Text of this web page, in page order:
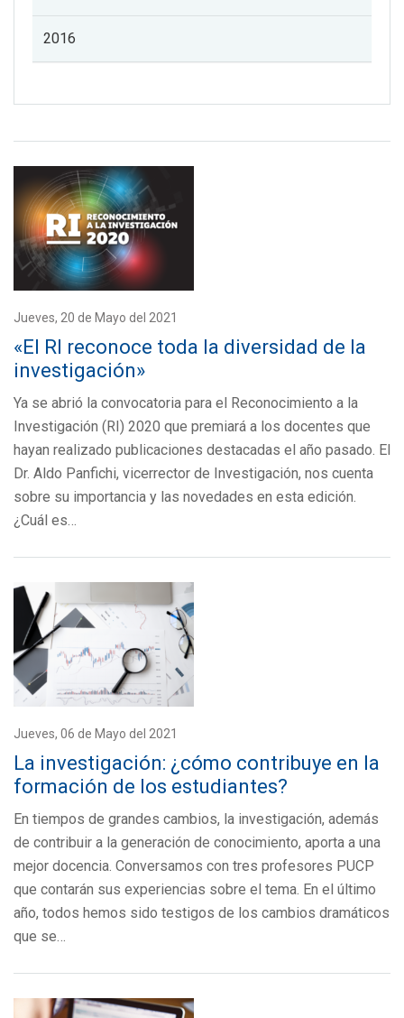
2016
Jueves, 20 de Mayo del 2021
«El RI reconoce toda la diversidad de la
investigación»
Ya se abrió la convocatoria para el Reconocimiento a la
Investigación (RI) 2020 que premiará a los docentes que
hayan realizado publicaciones destacadas el año pasado. El
Dr. Aldo Panfichi, vicerrector de Investigación, nos cuenta
sobre su importancia y las novedades en esta edición.
¿Cuál es…
Jueves, 06 de Mayo del 2021
La investigación: ¿cómo contribuye en la
formación de los estudiantes?
En tiempos de grandes cambios, la investigación, además
de contribuir a la generación de conocimiento, aporta a una
mejor docencia. Conversamos con tres profesores PUCP
que contarán sus experiencias sobre el tema. En el último
año, todos hemos sido testigos de los cambios dramáticos
que se…